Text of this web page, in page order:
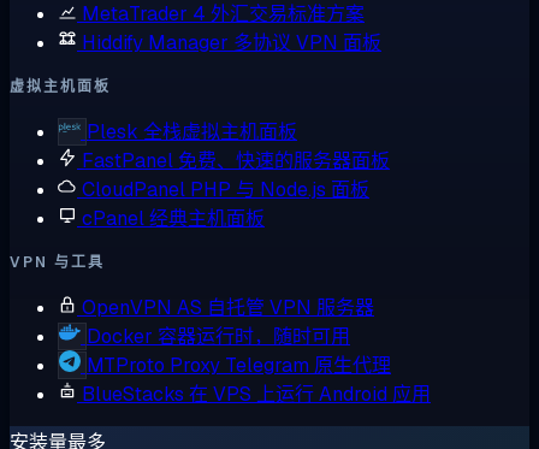
MetaTrader 4 外汇交易标准方案
Hiddify Manager 多协议 VPN 面板
虚拟主机面板
Plesk 全栈虚拟主机面板
FastPanel 免费、快速的服务器面板
CloudPanel PHP 与 Node.js 面板
cPanel经典主机面板
VPN 与工具
OpenVPN AS 自托管 VPN 服务器
Docker 容器运行时，随时可用
MTProto Proxy Telegram 原生代理
BlueStacks 在 VPS 上运行 Android 应用
安装量最多